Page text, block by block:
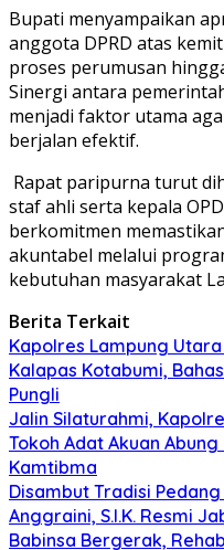
Bupati menyampaikan
anggota DPRD atas
proses perumusan
Sinergi antara
menjadi faktor utama
berjalan efektif.
Rapat paripurna turut
staf ahli serta kepala
berkomitmen
akuntabel melalui
kebutuhan masyarakat
Berita Terkait
Kapolres Lampung
Kalapas Kotabumi,
Pungli
Jalin Silaturahmi,
Tokoh Adat Akuan
Kamtibma
Disambut Tradisi Pedang
Anggraini, S.I.K. Resmi
Babinsa Bergerak,